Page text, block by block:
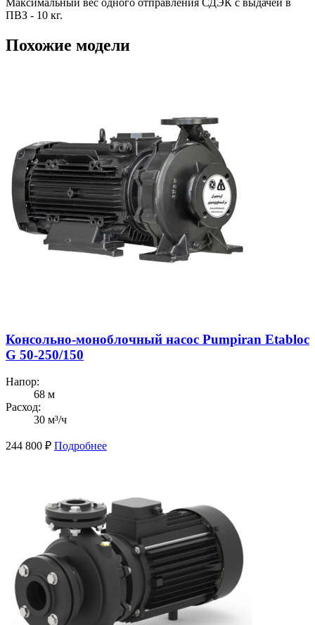
Максимальный вес одного отправления СДЭК с выдачей в
ПВЗ - 10 кг.
Похожие модели
Консольно-моноблочный насос Pumpiran Etabloc
G 50-250/150
Напор:
68 м
Расход:
30 м³/ч
244 800 ₽ Подробнее